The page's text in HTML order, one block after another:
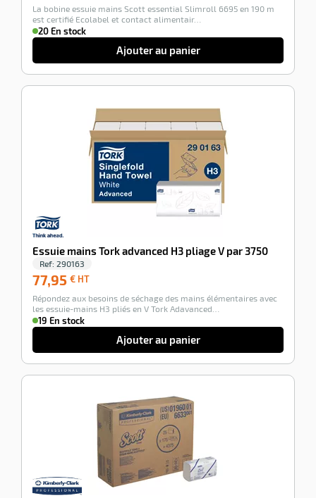
HT
La bobine essuie mains Scott essential Slimroll 6695 en 190 m
est certifié Ecolabel et contact alimentair…
20 En stock
Ajouter au panier
Essuie mains Tork advanced H3 pliage V par 3750
Ref: 290163
77,95 € HT
HT
Répondez aux besoins de séchage des mains élémentaires avec
les essuie-mains H3 pliés en V Tork Adavanced…
19 En stock
Ajouter au panier